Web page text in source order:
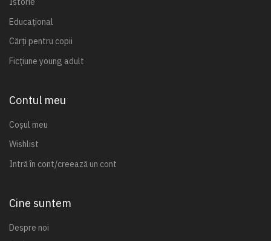
Educațional
Cărți pentru copii
Ficțiune young adult
Contul meu
Coșul meu
Wishlist
Intră în cont/creează un cont
Cine suntem
Despre noi